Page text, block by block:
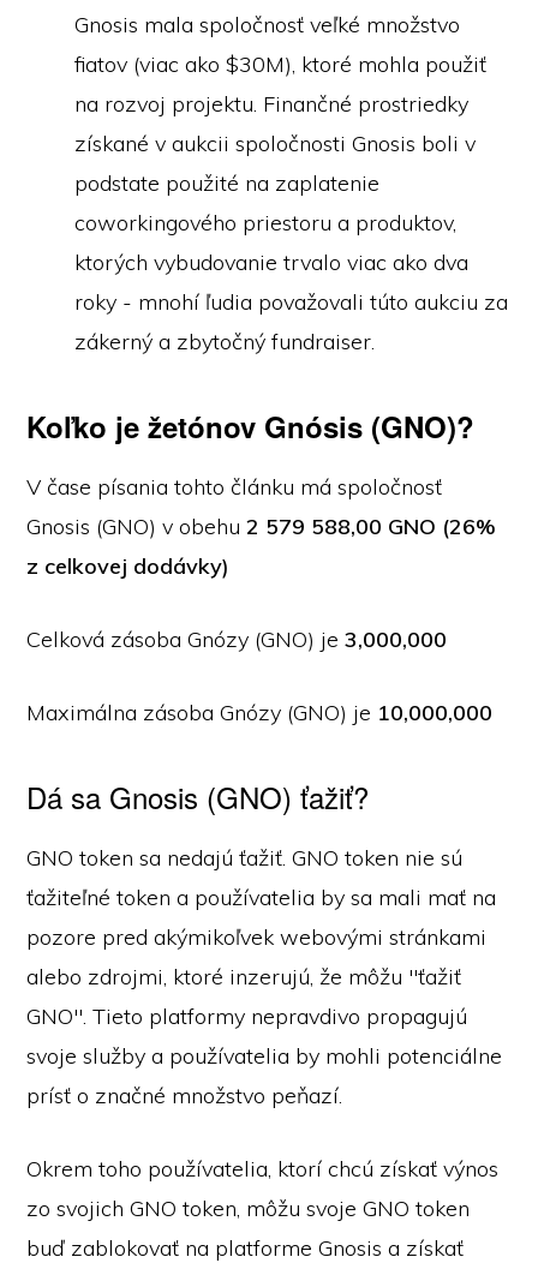
Gnosis mala spoločnosť veľké množstvo
fiatov (viac ako $30M), ktoré mohla použiť
na rozvoj projektu. Finančné prostriedky
získané v aukcii spoločnosti Gnosis boli v
podstate použité na zaplatenie
coworkingového priestoru a produktov,
ktorých vybudovanie trvalo viac ako dva
roky - mnohí ľudia považovali túto aukciu za
zákerný a zbytočný fundraiser.
Koľko je žetónov Gnósis (GNO)?
V čase písania tohto článku má spoločnosť
Gnosis (GNO) v obehu2 579 588,00 GNO (26%
z celkovej dodávky)
Celková zásoba Gnózy (GNO) je3,000,000
Maximálna zásoba Gnózy (GNO) je 10,000,000
Dá sa Gnosis (GNO) ťažiť?
GNO token sa nedajú ťažiť. GNO token nie sú
ťažiteľné token a používatelia by sa mali mať na
pozore pred akýmikoľvek webovými stránkami
alebo zdrojmi, ktoré inzerujú, že môžu "ťažiť
GNO". Tieto platformy nepravdivo propagujú
svoje služby a používatelia by mohli potenciálne
prísť o značné množstvo peňazí.
Okrem toho používatelia, ktorí chcú získať výnos
zo svojich GNO token, môžu svoje GNO token
buď zablokovať na platforme Gnosis a získať